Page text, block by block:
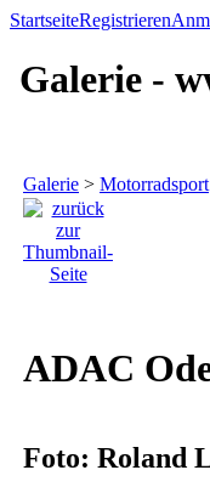
StartseiteRegistrieren
Galerie -
Galerie > Motorradsport
ADAC
Foto: Roland